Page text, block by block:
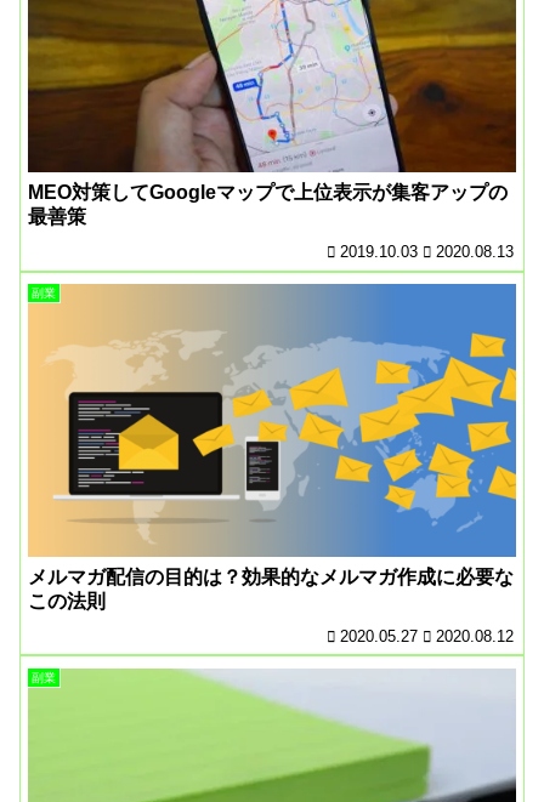
MEO対策してGoogleマップで上位表示が集客アップの
最善策
2019.10.03 2020.08.13
副業
メルマガ配信の目的は？効果的なメルマガ作成に必要な
この法則
2020.05.27 2020.08.12
副業